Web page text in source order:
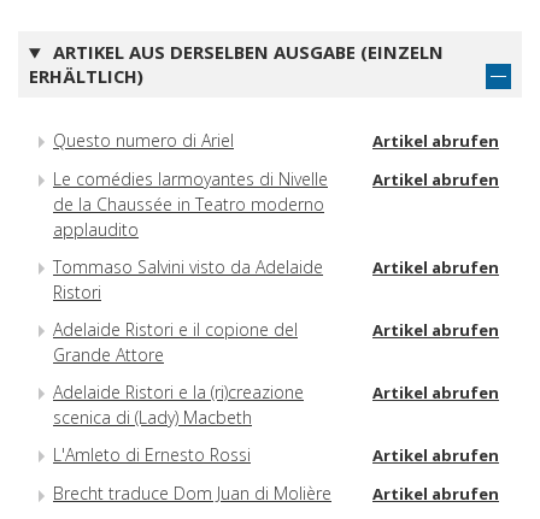
ARTIKEL AUS DERSELBEN AUSGABE (EINZELN
ERHÄLTLICH)
Questo numero di Ariel Artikel abrufen
Le comédies larmoyantes di Nivelle
de la Chaussée in Teatro moderno
applaudito
Artikel abrufen
Tommaso Salvini visto da Adelaide
Ristori
Artikel abrufen
Adelaide Ristori e il copione del
Grande Attore
Artikel abrufen
Adelaide Ristori e la (ri)creazione
scenica di (Lady) Macbeth
Artikel abrufen
L'Amleto di Ernesto Rossi Artikel abrufen
Brecht traduce Dom Juan di Molière Artikel abrufen